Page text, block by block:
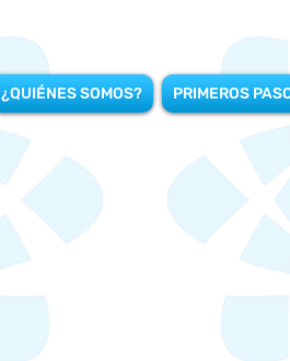
¿QUIÉNES SOMOS? PRIMEROS